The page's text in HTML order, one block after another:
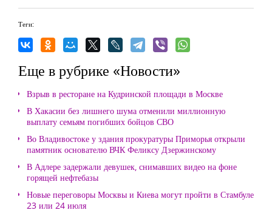
Теги:
Еще в рубрике «Новости»
Взрыв в ресторане на Кудринской площади в Москве
В Хакасии без лишнего шума отменили миллионную
выплату семьям погибших бойцов СВО
Во Владивостоке у здания прокуратуры Приморья открыли
памятник основателю ВЧК Феликсу Дзержинскому
В Адлере задержали девушек, снимавших видео на фоне
горящей нефтебазы
Новые переговоры Москвы и Киева могут пройти в Стамбуле
23 или 24 июля